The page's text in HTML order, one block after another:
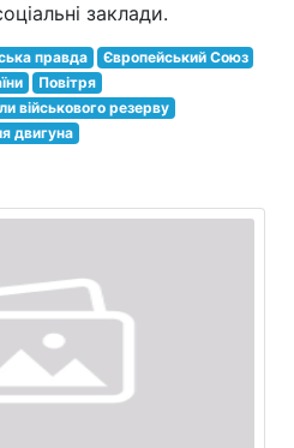
заклади.
правда
Європейський Союз
Повітря
військового резерву
двигуна